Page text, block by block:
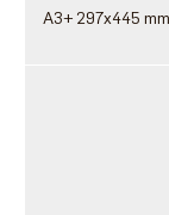
A3+ 297x445